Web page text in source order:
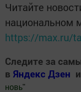
Читайте
национальном
https://max.ru/
Следите за
в Яндекс Дзен и
новь"